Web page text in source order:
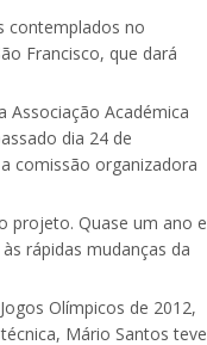
contemplados no
Francisco, que dará
Associação Académica
dia 24 de
comissão organizadora
projeto. Quase um ano e
rápidas mudanças da
Olímpicos de 2012,
Mário Santos teve